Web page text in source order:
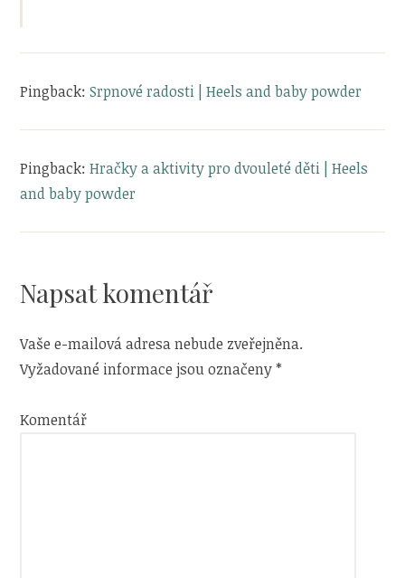
Pingback:Srpnové radosti | Heels and baby powder
Pingback:Hračky a aktivity pro dvouleté děti | Heels
and baby powder
Napsat komentář
Vaše e-mailová adresa nebude zveřejněna.
Vyžadované informace jsou označeny*
Komentář